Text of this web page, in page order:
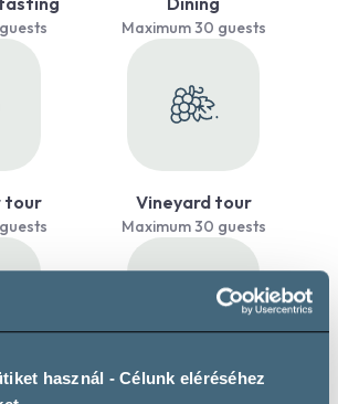
használ - Célunk eléréséhez
Maximum 30 guests
tour Vineyard tour
Maximum 30 guests